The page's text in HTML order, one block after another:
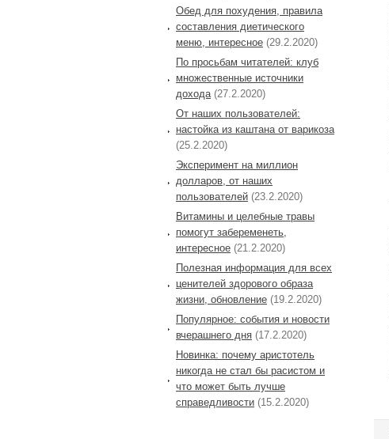
Обед для похудения, правила
составления диетического
меню, интересное (29.2.2020)
По просьбам читателей: клуб
множественные источники
дохода (27.2.2020)
От наших пользователей:
настойка из каштана от варикоза
(25.2.2020)
Эксперимент на миллион
долларов, от наших
пользователей (23.2.2020)
Витамины и целебные травы
помогут забеременеть,
интересное (21.2.2020)
Полезная информация для всех
ценителей здорового образа
жизни, обновление (19.2.2020)
Популярное: события и новости
вчерашнего дня (17.2.2020)
Новинка: почему аристотель
никогда не стал бы расистом и
что может быть лучше
справедливости (15.2.2020)